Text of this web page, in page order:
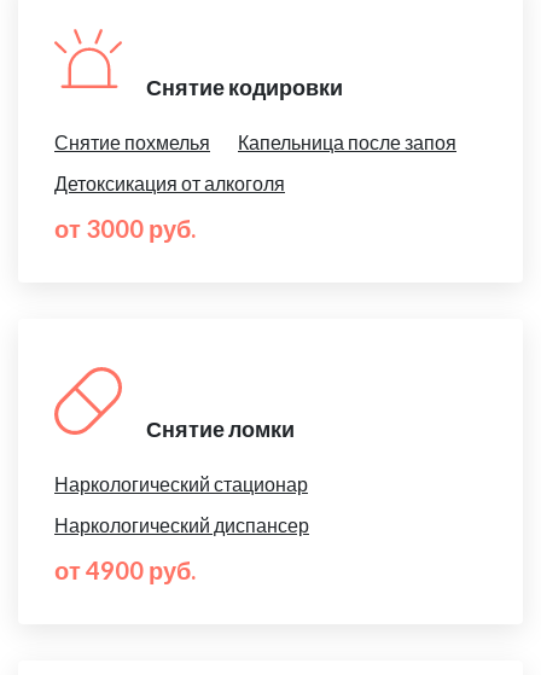
Снятие кодировки
Снятие похмелья
Капельница после запоя
Детоксикация от алкоголя
от 3000 руб.
Снятие ломки
Наркологический стационар
Наркологический диспансер
от 4900 руб.